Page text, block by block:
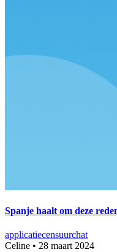
Spanje haalt om deze
applicatiecensuurchat
Celine • 28 maart 2024